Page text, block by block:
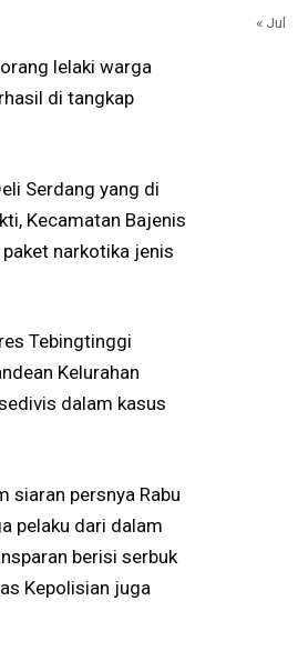
lelaki warga
di tangkap
Serdang yang di
Kecamatan Bajenis
narkotika jenis
Tebingtinggi
Kelurahan
dalam kasus
siaran persnya Rabu
pelaku dari dalam
berisi serbuk
Kepolisian juga
« Jul